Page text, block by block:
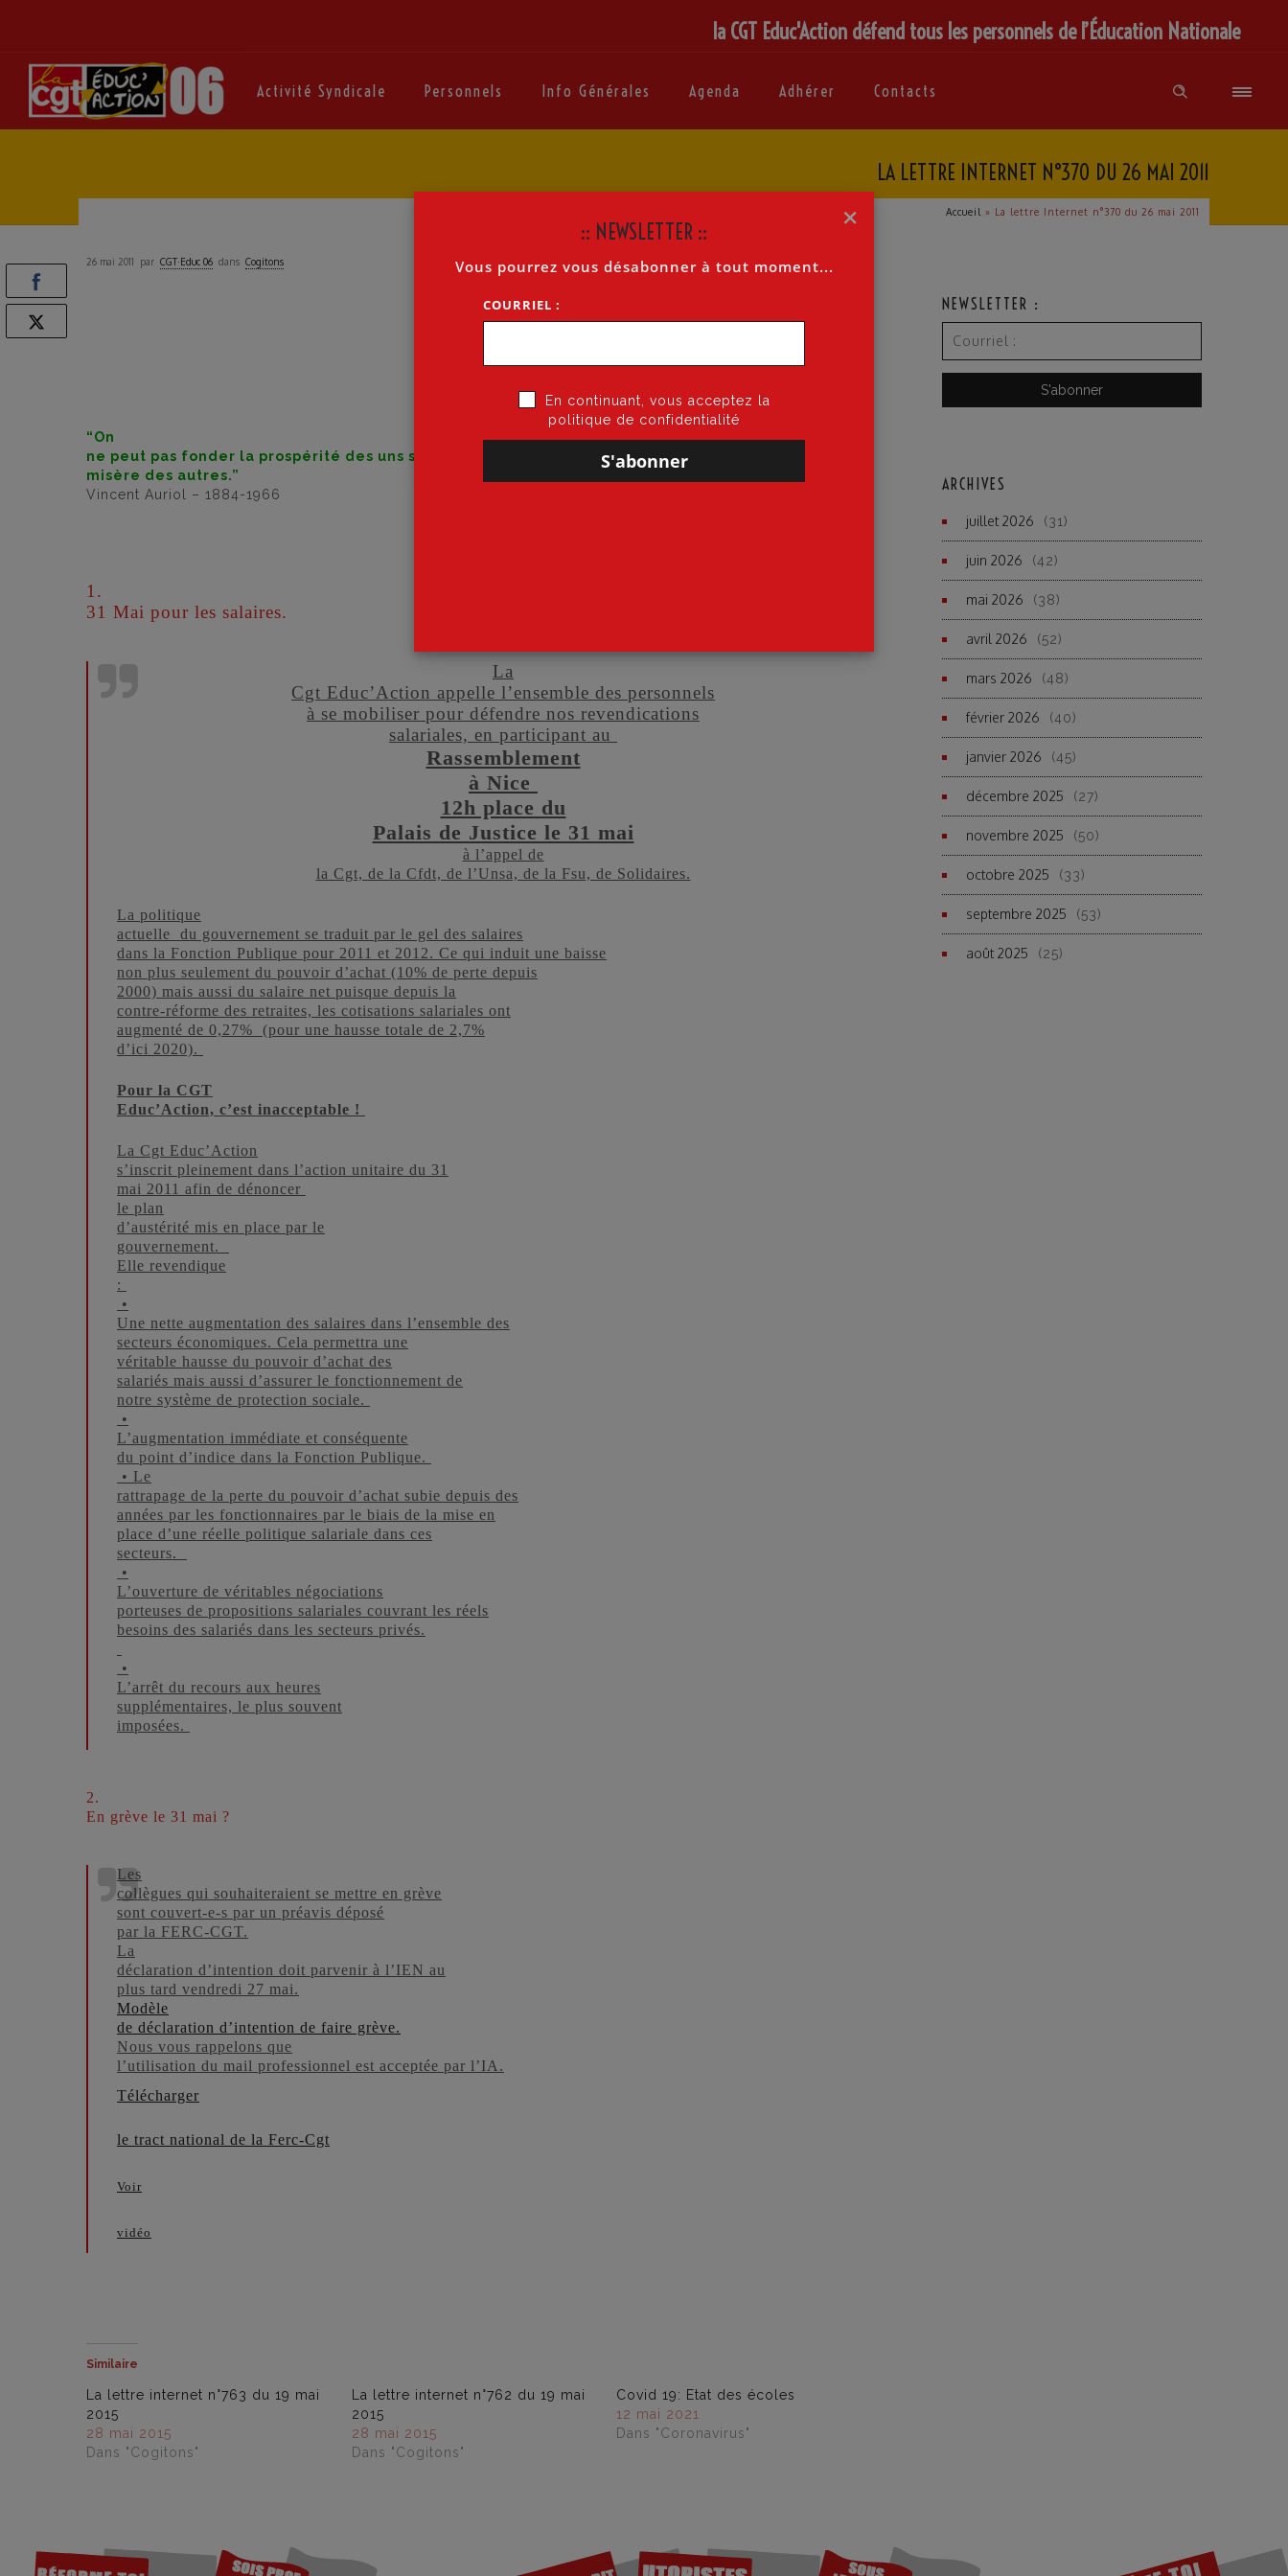
la CGT Educ'Action défend tous les personnels de l’Éducation Nationale
Activité Syndicale Personnels Info Générales Agenda Adhérer Contacts
LA LETTRE INTERNET N°370 DU 26 MAI 2011
Accueil » La lettre Internet n°370 du 26 mai 2011
26 mai 2011 par CGT·Educ 06 dans Cogitons
“On
ne peut pas fonder la prospérité des uns sur la
misère des autres.”
Vincent Auriol – 1884-1966
1.
31 Mai pour les salaires.
La
Cgt Educ’Action appelle l’ensemble des personnels
à se mobiliser pour défendre nos revendications
salariales, en participant au
Rassemblement
à Nice
12h place du
Palais de Justice le 31 mai
à l’appel de
la Cgt, de la Cfdt, de l’Unsa, de la Fsu, de Solidaires.
La politique
actuelle du gouvernement se traduit par le gel des salaires
dans la Fonction Publique pour 2011 et 2012. Ce qui induit une baisse
non plus seulement du pouvoir d’achat (10% de perte depuis
2000) mais aussi du salaire net puisque depuis la
contre-réforme des retraites, les cotisations salariales ont
augmenté de 0,27% (pour une hausse totale de 2,7%
d’ici 2020).
Pour la CGT
Educ’Action, c’est inacceptable !
La Cgt Educ’Action
s’inscrit pleinement dans l’action unitaire du 31
mai 2011 afin de dénoncer
le plan
d’austérité mis en place par le
gouvernement.
Elle revendique
:
•
Une nette augmentation des salaires dans l’ensemble des
secteurs économiques. Cela permettra une
véritable hausse du pouvoir d’achat des
salariés mais aussi d’assurer le fonctionnement de
notre système de protection sociale.
•
L’augmentation immédiate et conséquente
du point d’indice dans la Fonction Publique.
• Le
rattrapage de la perte du pouvoir d’achat subie depuis des
années par les fonctionnaires par le biais de la mise en
place d’une réelle politique salariale dans ces
secteurs.
•
L’ouverture de véritables négociations
porteuses de propositions salariales couvrant les réels
besoins des salariés dans les secteurs privés.
•
L’arrêt du recours aux heures
supplémentaires, le plus souvent
imposées.
2.
En grève le 31 mai ?
Les
collègues qui souhaiteraient se mettre en grève
sont couvert-e-s par un préavis déposé
par la FERC-CGT.
La
déclaration d’intention doit parvenir à l’IEN au
plus tard vendredi 27 mai.
Modèle
de déclaration d’intention de faire grève.
Nous vous rappelons que
l’utilisation du mail professionnel est acceptée par l’IA.
Télécharger
le tract national de la Ferc-Cgt
Voir
vidéo
Similaire
La lettre internet n°763 du 19 mai
2015
28 mai 2015
Dans "Cogitons"
La lettre internet n°762 du 19 mai
2015
28 mai 2015
Dans "Cogitons"
Covid 19: Etat des écoles
12 mai 2021
Dans "Coronavirus"
NEWSLETTER :
ARCHIVES
juillet 2026 (31)
juin 2026 (42)
mai 2026 (38)
avril 2026 (52)
mars 2026 (48)
février 2026 (40)
janvier 2026 (45)
décembre 2025 (27)
novembre 2025 (50)
octobre 2025 (33)
septembre 2025 (53)
août 2025 (25)
×
:: NEWSLETTER ::
Vous pourrez vous désabonner à tout moment...
COURRIEL :
En continuant, vous acceptez la
politique de confidentialité